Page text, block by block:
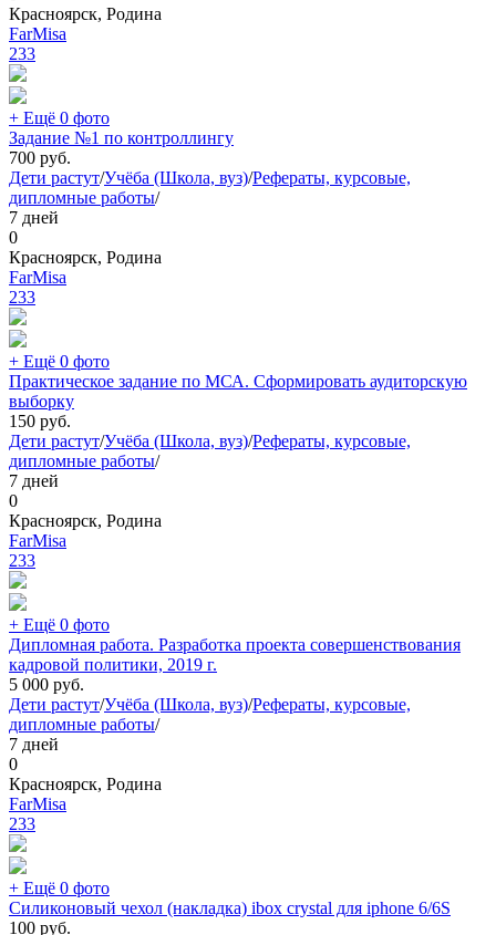
Красноярск, Родина
FarMisa
233
+ Ещё 0 фото
Задание №1 по контроллингу
700 руб.
Дети растут/Учёба (Школа, вуз)/Рефераты, курсовые,
дипломные работы/
7 дней
0
Красноярск, Родина
FarMisa
233
+ Ещё 0 фото
Практическое задание по МСА. Сформировать аудиторскую
выборку
150 руб.
Дети растут/Учёба (Школа, вуз)/Рефераты, курсовые,
дипломные работы/
7 дней
0
Красноярск, Родина
FarMisa
233
+ Ещё 0 фото
Дипломная работа. Разработка проекта совершенствования
кадровой политики, 2019 г.
5 000 руб.
Дети растут/Учёба (Школа, вуз)/Рефераты, курсовые,
дипломные работы/
7 дней
0
Красноярск, Родина
FarMisa
233
+ Ещё 0 фото
Силиконовый чехол (накладка) ibox crystal для iphone 6/6S
100 руб.